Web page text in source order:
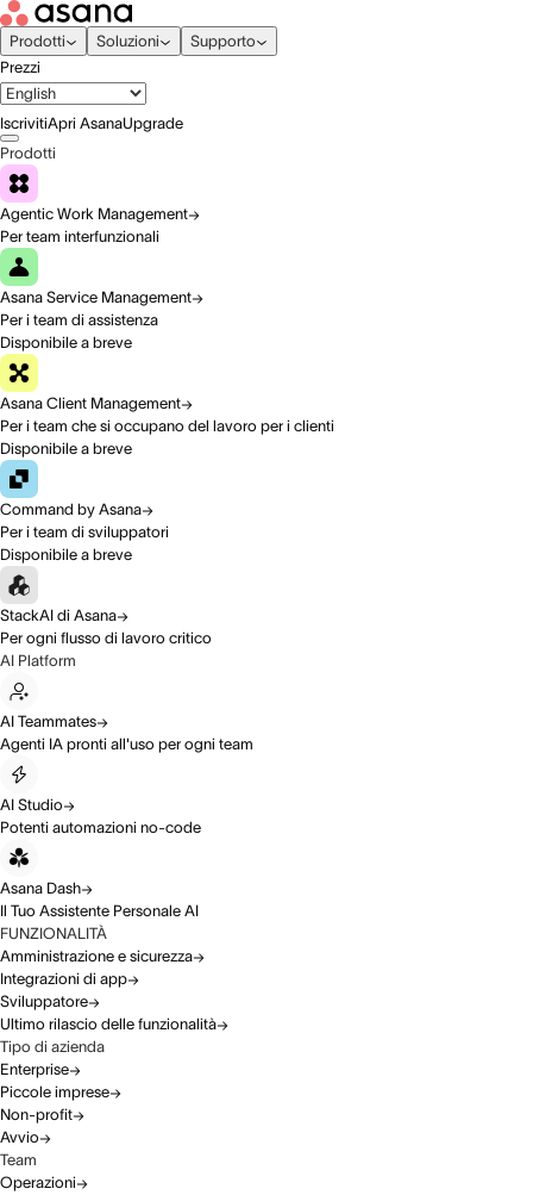
Prodotti Soluzioni
Supporto
Prezzi
IscrivitiApri AsanaUpgrade
Prodotti
Agentic Work Management
Per team interfunzionali
Asana Service Management
Per i team di assistenza
Disponibile a breve
Asana Client Management
Per i team che si occupano del lavoro per i clienti
Disponibile a breve
Command by Asana
Per i team di sviluppatori
Disponibile a breve
StackAI di Asana
Per ogni flusso di lavoro critico
AI Platform
AI Teammates
Agenti IA pronti all'uso per ogni team
AI Studio
Potenti automazioni no-code
Asana Dash
Il Tuo Assistente Personale AI
FUNZIONALITÀ
Amministrazione e sicurezza
Integrazioni di app
Sviluppatore
Ultimo rilascio delle funzionalità
Tipo di azienda
Enterprise
Piccole imprese
Non-profit
Avvio
Team
Operazioni